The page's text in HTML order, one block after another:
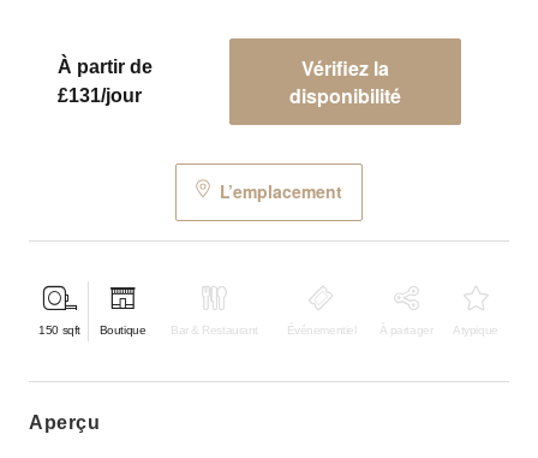
À partir de
£131/jour
Vérifiez la
disponibilité
L’emplacement
150 sqft Boutique Bar & Restaurant Événementiel À partager Atypique
aperçu